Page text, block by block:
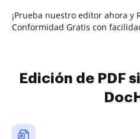
¡Prueba nuestro editor ahora y
Conformidad Gratis con
Edición de PDF